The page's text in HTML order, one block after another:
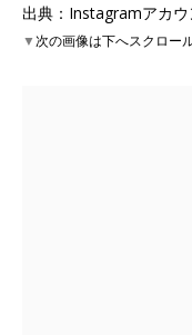
出典：Instagramアカウ
▼次の画像は下へスクロー